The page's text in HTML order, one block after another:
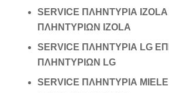
SERVICE ΠΛΗΝΤΥΡΙΑ
ΠΛΗΝΤΥΡΙΩΝ IZOLA
SERVICE ΠΛΗΝΤΥΡΙΑ LG
ΠΛΗΝΤΥΡΙΩΝ LG
SERVICE ΠΛΗΝΤΥΡΙΑ